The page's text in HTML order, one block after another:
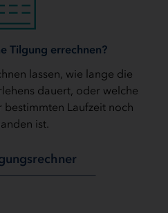
Tilgung errechnen?
lassen, wie lange die
dauert, oder welche
bestimmten Laufzeit noch
ist.